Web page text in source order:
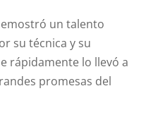
un talento
su técnica y su
rápidamente lo llevó a
promesas del